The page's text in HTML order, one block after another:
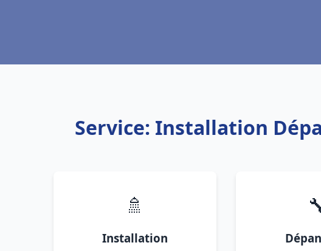
Service: Installation
🚿
Installation